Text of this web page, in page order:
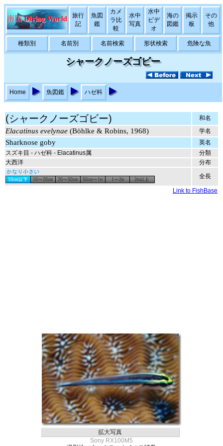
旅行
記
魚図
鑑
カメ
ラ比
較
水中
写真
水中
ビデ
オ
海の
図鑑
掲示
板
その
他
種類別 名前別 名前検索 形状検索 危険な魚
シャークノーズゴビー
Home 魚図鑑 ハゼ科
(シャークノーズゴビー) 和名
Elacatinus evelynae (Böhlke & Robins, 1968) 学名
Sharknose goby
英名
スズキ目 - ハゼ科 - Elacatinus属
分類
大西洋
分布
全長
Link to FishBase
拡大写真
Sony RX100M5